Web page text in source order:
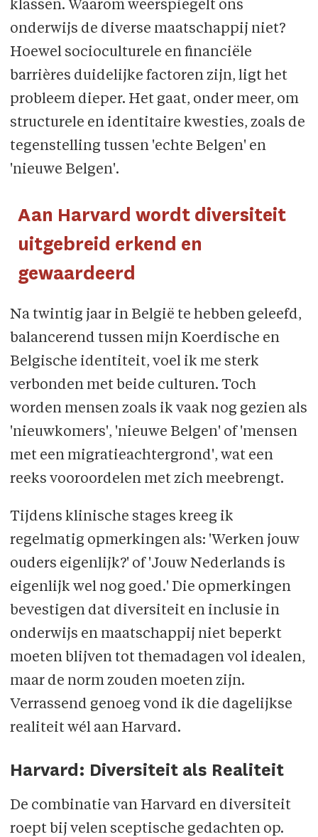
klassen. Waarom weerspiegelt ons
onderwijs de diverse maatschappij niet?
Hoewel socioculturele en financiële
barrières duidelijke factoren zijn, ligt het
probleem dieper. Het gaat, onder meer, om
structurele en identitaire kwesties, zoals de
tegenstelling tussen 'echte Belgen' en
'nieuwe Belgen'.
Aan Harvard wordt diversiteit
uitgebreid erkend en
gewaardeerd
Na twintig jaar in België te hebben geleefd,
balancerend tussen mijn Koerdische en
Belgische identiteit, voel ik me sterk
verbonden met beide culturen. Toch
worden mensen zoals ik vaak nog gezien als
'nieuwkomers', 'nieuwe Belgen' of 'mensen
met een migratie­achter­grond', wat een
reeks vooroordelen met zich meebrengt.
Tijdens klinische stages kreeg ik
regelmatig opmerkingen als: 'Werken jouw
ouders eigenlijk?' of 'Jouw Nederlands is
eigenlijk wel nog goed.' Die opmerkingen
bevestigen dat diversiteit en inclusie in
onderwijs en maatschappij niet beperkt
moeten blijven tot themadagen vol idealen,
maar de norm zouden moeten zijn.
Verrassend genoeg vond ik die dagelijkse
realiteit wél aan Harvard.
Harvard: Diversiteit als Realiteit
De combinatie van Harvard en diversiteit
roept bij velen sceptische gedachten op.